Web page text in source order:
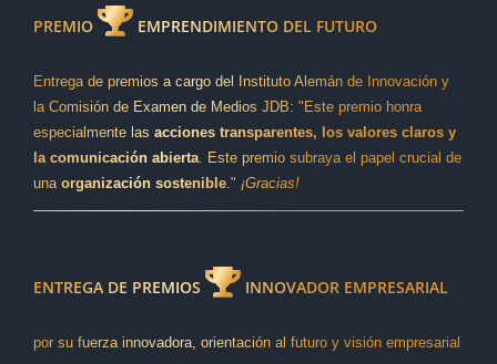
PREMIO EMPRENDIMIENTO DEL FUTURO
Entrega de premios a cargo del Instituto Alemán de Innovación y
la Comisión de Examen de Medios JDB: "Este premio honra
especialmente las acciones transparentes, los valores claros y
la comunicación abierta. Este premio subraya el papel crucial de
una organización sostenible." ¡Gracias!
ENTREGA DE PREMIOS INNOVADOR EMPRESARIAL
por su fuerza innovadora, orientación al futuro y visión empresarial